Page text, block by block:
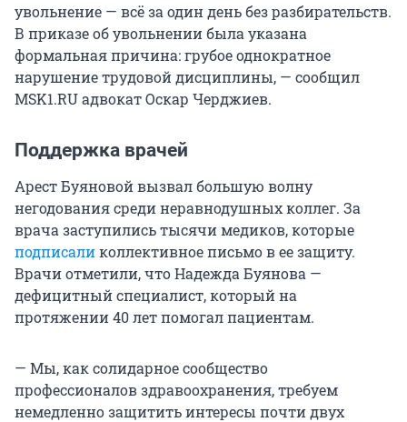
увольнение — всё за один день без разбирательств.
В приказе об увольнении была указана
формальная причина: грубое однократное
нарушение трудовой дисциплины, — сообщил
MSK1.RU адвокат Оскар Черджиев.
Поддержка врачей
Арест Буяновой вызвал большую волну
негодования среди неравнодушных коллег. За
врача заступились тысячи медиков, которые
подписаликоллективное письмо в ее защиту.
Врачи отметили, что Надежда Буянова —
дефицитный специалист, который на
протяжении 40 лет помогал пациентам.
— Мы, как солидарное сообщество
профессионалов здравоохранения, требуем
немедленно защитить интересы почти двух